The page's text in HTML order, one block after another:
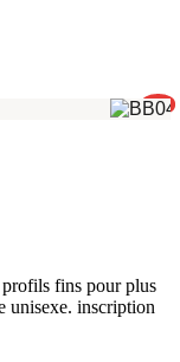
0
fins pour plus
unisexe. inscription